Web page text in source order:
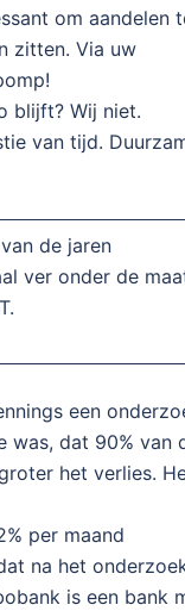
om aandelen
zitten. Via uw
blijft? Wij niet.
van tijd.
de jaren
ver onder de
een
was, dat 90% van
het verlies.
per maand
na het
is een bank